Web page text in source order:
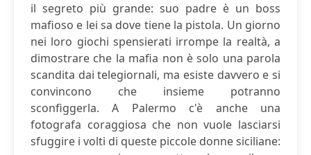
il segreto più grande: suo padre è un boss
mafioso e lei sa dove tiene la pistola. Un giorno
nei loro giochi spensierati irrompe la realtà, a
dimostrare che la mafia non è solo una parola
scandita dai telegiornali, ma esiste davvero e si
convincono che insieme potranno
sconfiggerla. A Palermo c'è anche una
fotografa coraggiosa che non vuole lasciarsi
sfuggire i volti di queste piccole donne siciliane: